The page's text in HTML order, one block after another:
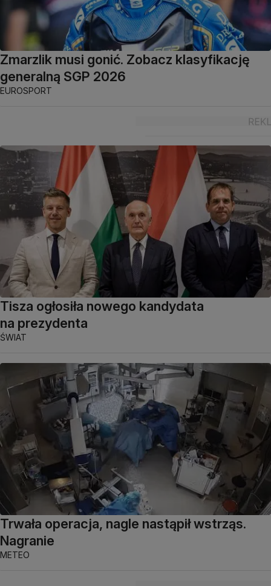
Zmarzlik musi gonić. Zobacz klasyfikację
generalną SGP 2026
EUROSPORT
Tisza ogłosiła nowego kandydata
na prezydenta
ŚWIAT
Trwała operacja, nagle nastąpił wstrząs.
Nagranie
METEO